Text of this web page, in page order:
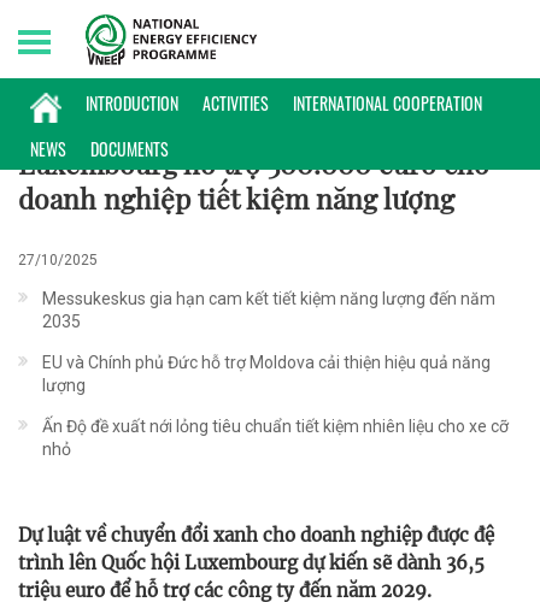
INTRODUCTION ACTIVITIES
INTERNATIONAL COOPERATION
NEWS
DOCUMENTS
Friday, 07/08/2026 | 19:30 GMT+7
PHỔ BIẾN KIẾN THỨC
Luxembourg hỗ trợ 300.000 euro cho
doanh nghiệp tiết kiệm năng lượng
27/10/2025
Messukeskus gia hạn cam kết tiết kiệm năng lượng đến năm
2035
EU và Chính phủ Đức hỗ trợ Moldova cải thiện hiệu quả năng
lượng
Ấn Độ đề xuất nới lỏng tiêu chuẩn tiết kiệm nhiên liệu cho xe cỡ
nhỏ
Dự luật về chuyển đổi xanh cho doanh nghiệp được đệ
trình lên Quốc hội Luxembourg dự kiến sẽ dành 36,5
triệu euro để hỗ trợ các công ty đến năm 2029.